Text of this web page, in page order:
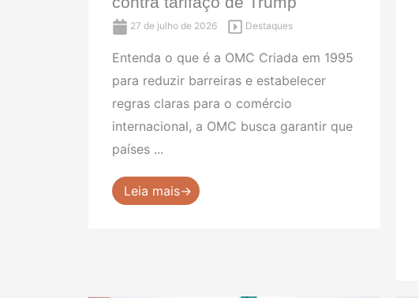
27 de julho de 2026 Destaques
Entenda o que é a OMC Criada em 1995
para reduzir barreiras e estabelecer
regras claras para o comércio
internacional, a OMC busca garantir que
países ...
Leia mais→